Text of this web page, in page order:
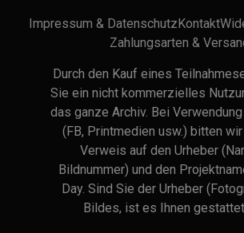
Impressum & Datenschutz Kontakt
Zahlungsarten &
Durch den Kauf eines
Sie ein nicht kommerzielles
das ganze Archiv. Bei
(FB, Printmedien usw.) bitten
Verweis auf den Urheber
Bildnummer) und den
Day. Sind Sie der Urheber
Bildes, ist es Ihnen